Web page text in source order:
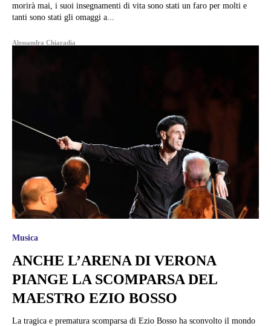
morirà mai, i suoi insegnamenti di vita sono stati un faro per molti e
tanti sono stati gli omaggi a...
Alessandra Chiaradia
Musica
ANCHE L’ARENA DI VERONA
PIANGE LA SCOMPARSA DEL
MAESTRO EZIO BOSSO
La tragica e prematura scomparsa di Ezio Bosso ha sconvolto il mondo